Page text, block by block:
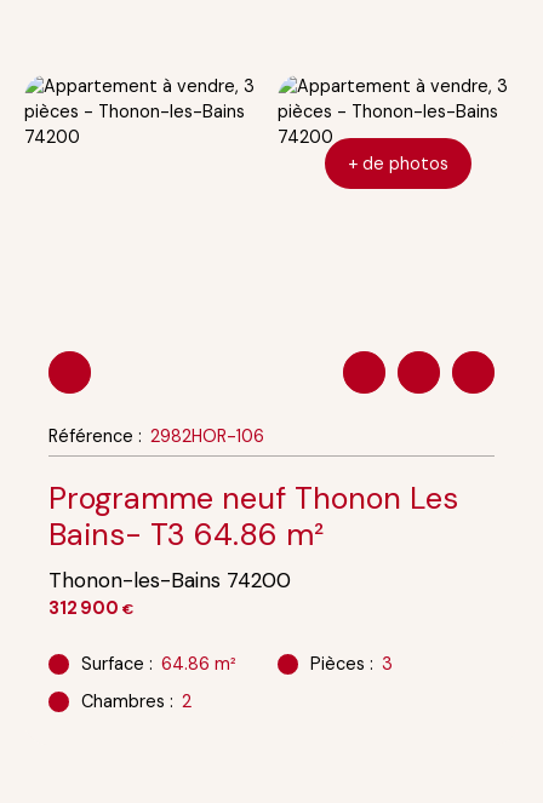
+ de photos
Référence : 2982HOR-106
Programme neuf Thonon Les
Bains- T3 64.86 m²
Thonon-les-Bains 74200
312 900 €
Surface : 64.86 m² Pièces : 3
Chambres : 2